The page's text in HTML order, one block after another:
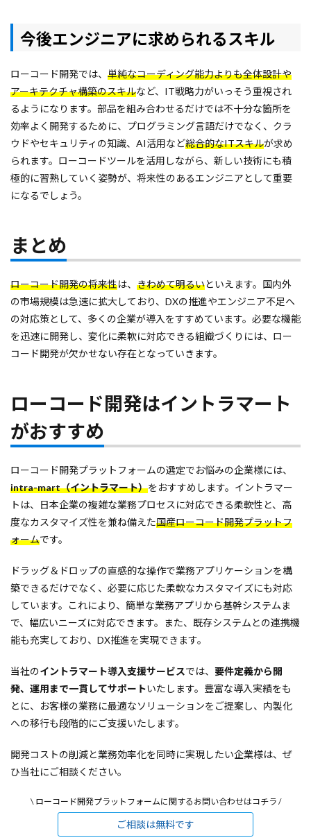
今後エンジニアに求められるスキル
ローコード開発では、 単純なコーディング能力よりも全体設計や
アーキテクチャ構築のスキルなど、IT戦略力がいっそう重視され
るようになります。部品を組み合わせるだけでは不十分な箇所を
効率よく開発するために、プログラミング言語だけでなく、クラ
ウドやセキュリティの知識、AI活用など総合的なITスキルが求め
られます。ローコードツールを活用しながら、新しい技術にも積
極的に習熟していく姿勢が、将来性のあるエンジニアとして重要
になるでしょう。
まとめ
ローコード開発の将来性は、 きわめて明るいといえます。国内外
の市場規模は急速に拡大しており、DXの推進やエンジニア不足へ
の対応策として、多くの企業が導入をすすめています。必要な機能
を迅速に開発し、変化に柔軟に対応できる組織づくりには、ロー
コード開発が欠かせない存在となっていきます。
ローコード開発はイントラマート
がおすすめ
ローコード開発プラットフォームの選定でお悩みの企業様には、
intra-mart（イントラマート）をおすすめします。イントラマー
トは、日本企業の複雑な業務プロセスに対応できる柔軟性と、高
度なカスタマイズ性を兼ね備えた国産ローコード開発プラットフ
ォームです。
ドラッグ＆ドロップの直感的な操作で業務アプリケーションを構
築できるだけでなく、必要に応じた柔軟なカスタマイズにも対応
しています。これにより、簡単な業務アプリから基幹システムま
で、幅広いニーズに対応できます。また、既存システムとの連携機
能も充実しており、DX推進を実現できます。
当社のイントラマート導入支援サービスでは、 要件定義から開
発、運用まで一貫してサポートいたします。豊富な導入実績をも
とに、お客様の業務に最適なソリューションをご提案し、内製化
への移行も段階的にご支援いたします。
開発コストの削減と業務効率化を同時に実現したい企業様は、ぜ
ひ当社にご相談ください。
\ ローコード開発プラットフォームに関するお問い合わせはコチラ /
ご相談は無料です